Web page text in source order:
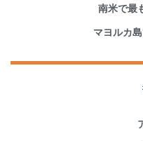
南米で最
マヨルカ